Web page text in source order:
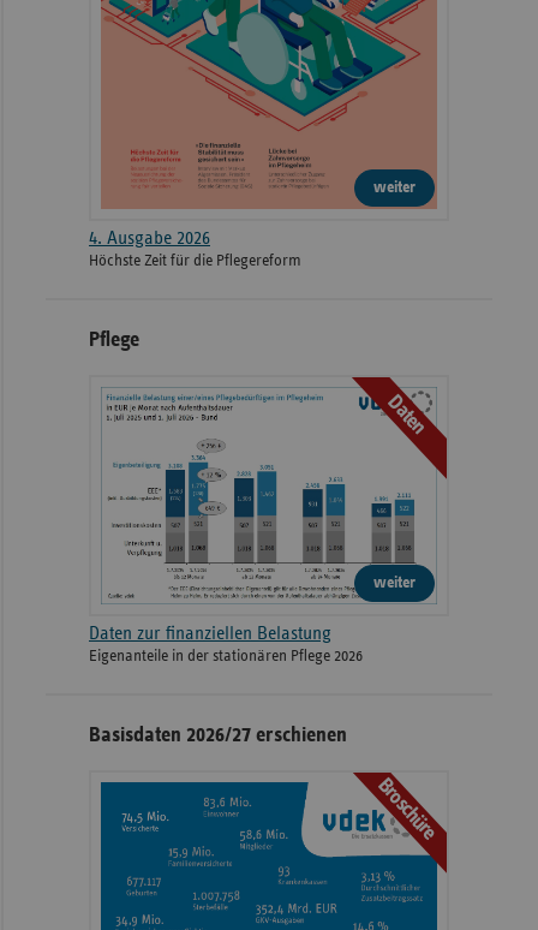
weiter
4. Ausgabe 2026
Höchste Zeit für die Pflegereform
Pflege
Daten
weiter
Daten zur finanziellen Belastung
Eigenanteile in der stationären Pflege 2026
Basisdaten 2026/27 erschienen
Broschüre